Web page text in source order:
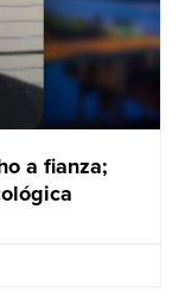
a fianza;